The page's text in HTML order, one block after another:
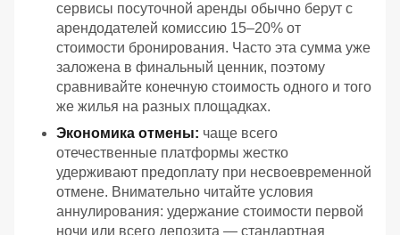
сервисы посуточной аренды обычно берут с
арендодателей комиссию 15–20% от
стоимости бронирования. Часто эта сумма уже
заложена в финальный ценник, поэтому
сравнивайте конечную стоимость одного и того
же жилья на разных площадках.
Экономика отмены: чаще всего
отечественные платформы жестко
удерживают предоплату при несвоевременной
отмене. Внимательно читайте условия
аннулирования: удержание стоимости первой
ночи или всего депозита — стандартная